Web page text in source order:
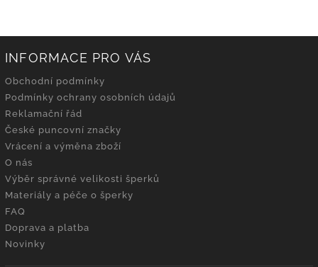
INFORMACE PRO VÁS
Obchodní podmínky
Podmínky ochrany osobních údajů
Reklamační řád
České puncovní značky
Vrácení a výměna zboží
O nás
Výběr správné velikosti šperků
Materiály a péče o šperky
FAQ
Doprava a platba
Novinky